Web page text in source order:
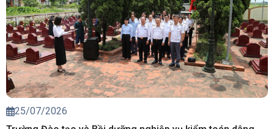
25/07/2026